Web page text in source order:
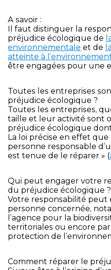
A savoir :
Il faut distinguer la
préjudice écologique de
environnementale et de
atteinte à
être engagées pour une
Toutes les entreprises
préjudice écologique ?
Toutes les entreprises,
taille et leur activité sont
préjudice écologique
La loi précise en effet
personne responsable
est tenue de le réparer » (
Qui peut engager votre
du préjudice écologique ?
Votre responsabilité
personne concernée,
l’agence pour la
territoriales ou encore par
protection de
Comment réparer le